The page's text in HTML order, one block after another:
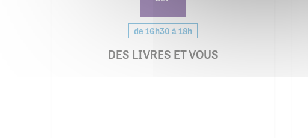
de 16h30 à 18h
DES LIVRES ET VOUS